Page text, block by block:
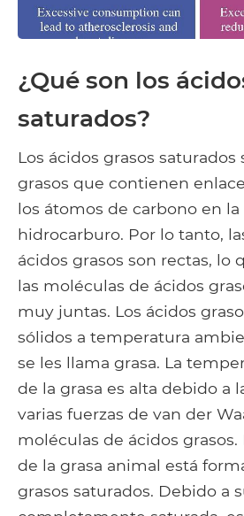
¿Qué son los
saturados?
Los ácidos grasos saturados
grasos que contienen
los átomos de carbono en la
hidrocarburo. Por lo tanto,
ácidos grasos son rectas, lo
las moléculas de ácidos
muy juntas. Los ácidos
sólidos a temperatura
se les llama grasa. La
de la grasa es alta debido a
varias fuerzas de van der
moléculas de ácidos grasos.
de la grasa animal está
grasos saturados. Debido a